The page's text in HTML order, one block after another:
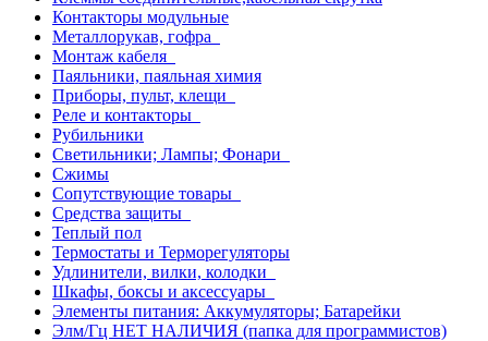
Контакторы модульные
Металлорукав, гофра
Монтаж кабеля
Паяльники, паяльная химия
Приборы, пульт, клещи
Реле и контакторы
Рубильники
Светильники; Лампы; Фонари
Сжимы
Сопутствующие товары
Средства защиты
Теплый пол
Термостаты и Терморегуляторы
Удлинители, вилки, колодки
Шкафы, боксы и аксессуары
Элементы питания: Аккумуляторы; Батарейки
Элм/Гц НЕТ НАЛИЧИЯ (папка для программистов)